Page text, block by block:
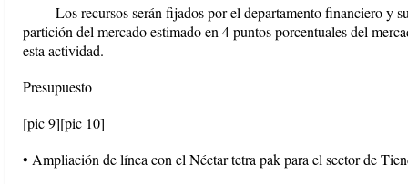
Los recursos serán fijados por el departamento financiero y
partición del mercado estimado en 4 puntos porcentuales del
esta actividad.
Presupuesto
[pic 9][pic 10]
• Ampliación de línea con el Néctar tetra pak para el sector de